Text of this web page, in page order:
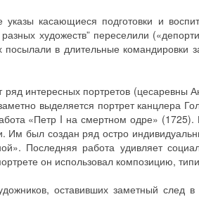
касающиеся подготовки и
художеств” переселили
в длительные командировки
интересных портретов (цесаревны
выделяется портрет канцлера
«Петр I на смертном одре»
Им был создан ряд остро
Последняя работа удивляет
он использовал композицию,
оставивших заметный след в